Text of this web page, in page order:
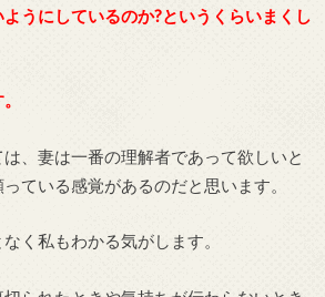
うにしているのか?というくらいまくし
、妻は一番の理解者であって欲しいと
ている感覚があるのだと思います。
く私もわかる気がします。